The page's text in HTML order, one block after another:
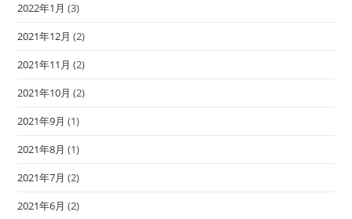
2022年1月 (3)
2021年12月 (2)
2021年11月 (2)
2021年10月 (2)
2021年9月 (1)
2021年8月 (1)
2021年7月 (2)
2021年6月 (2)